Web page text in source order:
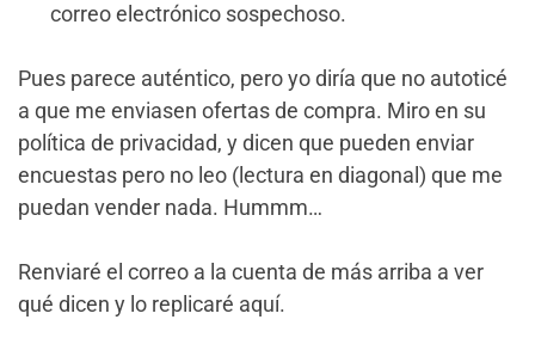
correo electrónico sospechoso.
Pues parece auténtico, pero yo diría que no autoticé
a que me enviasen ofertas de compra. Miro en su
política de privacidad, y dicen que pueden enviar
encuestas pero no leo (lectura en diagonal) que me
puedan vender nada. Hummm…
Renviaré el correo a la cuenta de más arriba a ver
qué dicen y lo replicaré aquí.